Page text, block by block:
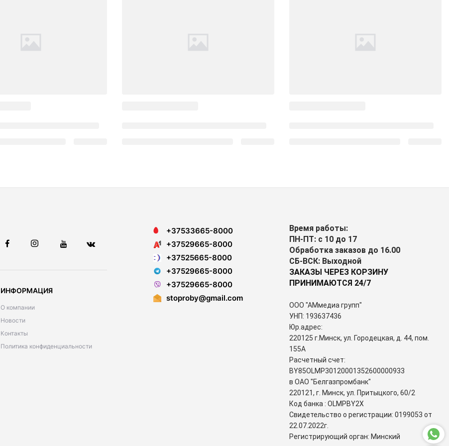
ИНФОРМАЦИЯ
О компании
Новости
Контакты
Политика конфиденциальности
+37533665-8000
+37529665-8000
+37525665-8000
+37529665-8000
+37529665-8000
stoproby@gmail.com
Время работы:
ПН-ПТ: с 10 до 17
Обработка заказов до 16.00
СБ-ВСК: Выходной
ЗАКАЗЫ ЧЕРЕЗ КОРЗИНУ
ПРИНИМАЮТСЯ 24/7
ООО "АМмедиа групп"
УНП: 193637436
Юр.адрес:
220125 г.Минск, ул. Городецкая, д. 44, пом.
155А
Расчетный счет:
BY85OLMP30120001352600000933
в ОАО "Белгазпромбанк"
220121, г. Минск, ул. Притыцкого, 60/2
Код банка : OLMPBY2X
Свидетельство о регистрации: 0199053 от
22.07.2022г.
Регистрирующий орган: Минский